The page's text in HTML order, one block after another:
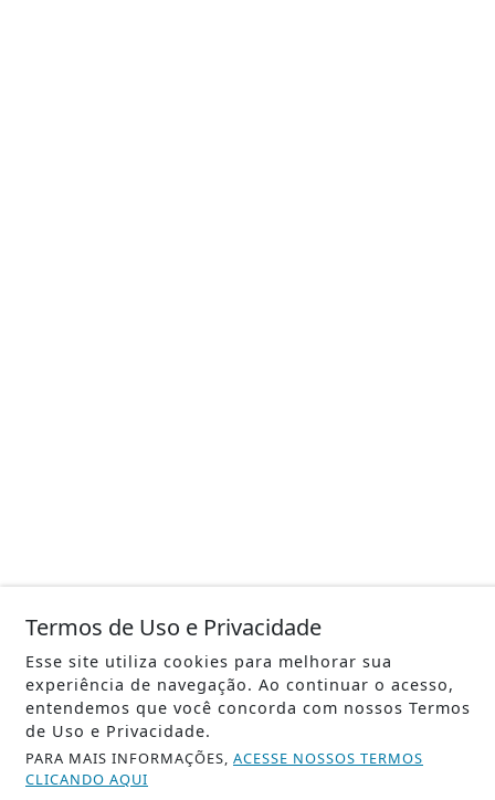
Termos de Uso e Privacidade
Esse site utiliza cookies para melhorar sua
experiência de navegação. Ao continuar o acesso,
entendemos que você concorda com nossos Termos
de Uso e Privacidade.
PARA MAIS INFORMAÇÕES, ACESSE NOSSOS TERMOS
CLICANDO AQUI